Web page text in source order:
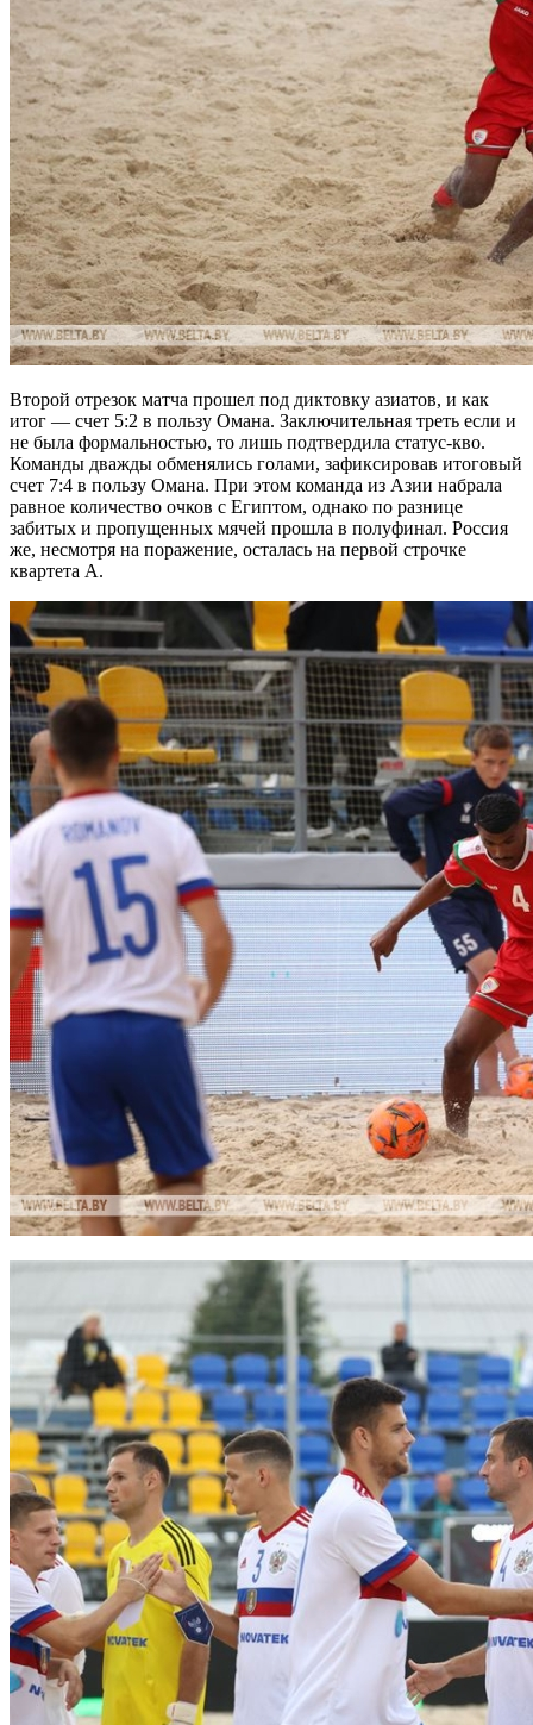
Второй отрезок матча прошел под диктовку азиатов, и как
итог — счет 5:2 в пользу Омана. Заключительная треть если и
не была формальностью, то лишь подтвердила статус-кво.
Команды дважды обменялись голами, зафиксировав итоговый
счет 7:4 в пользу Омана. При этом команда из Азии набрала
равное количество очков с Египтом, однако по разнице
забитых и пропущенных мячей прошла в полуфинал. Россия
же, несмотря на поражение, осталась на первой строчке
квартета А.